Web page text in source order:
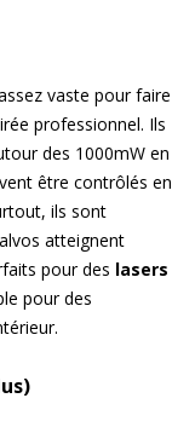
vaste pour faire
professionnel. Ils
des 1000mW en
être contrôlés en
ils sont
atteignent
pour des lasers
pour des